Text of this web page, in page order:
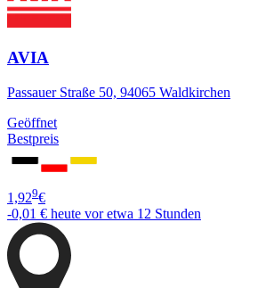
AVIA
Passauer Straße 50, 94065 Waldkirchen
Geöffnet
Bestpreis
1,929€
-0,01 € heute vor etwa 12 Stunden